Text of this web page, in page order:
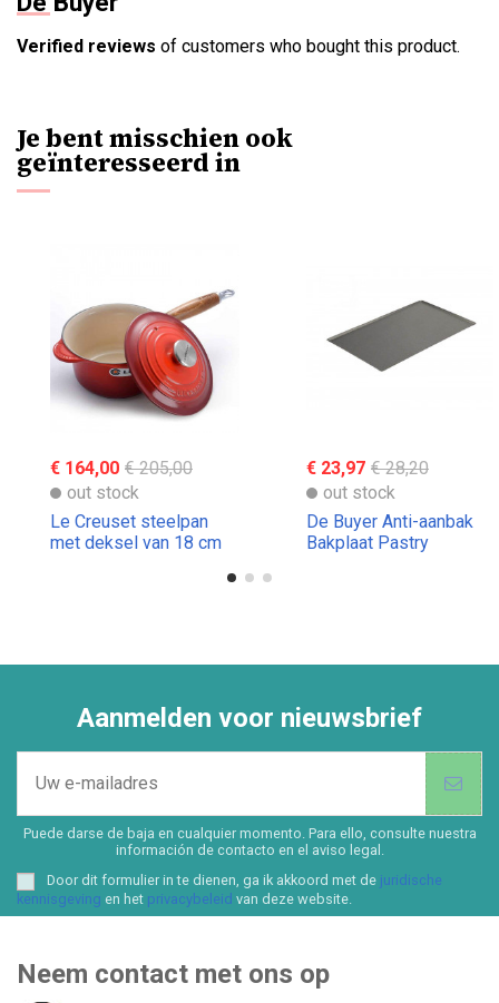
Verified reviews of customers who bought this product.
Je bent misschien ook
geïnteresseerd in
€ 164,00 € 205,00
out stock
Le Creuset steelpan
met deksel van 18 cm
€ 23,97 € 28,20
out stock
De Buyer Anti-aanbak
Bakplaat Pastry
Aanmelden voor nieuwsbrief
Puede darse de baja en cualquier momento. Para ello, consulte nuestra
información de contacto en el aviso legal.
Door dit formulier in te dienen, ga ik akkoord met de juridische
kennisgeving en het privacybeleid van deze website.
Neem contact met ons op